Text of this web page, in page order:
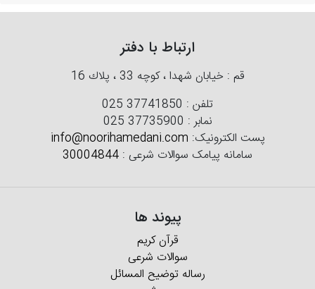
ارتباط با دفتر
قم : خیابان شهدا ، كوچه 33 ، پلاك 16
تلفن :025 37741850
نمابر :025 37735900
پست الکترونیک:info@noorihamedani.com
سامانه پیامک سوالات شرعی : 30004844
پیوند ها
قرآن کریم
سوالات شرعی
رساله توضیح المسائل